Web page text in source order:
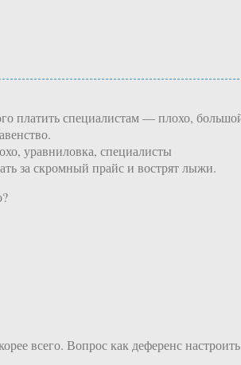
платить специалистам — плохо,
уравниловка, специалисты
за скромный прайс и вострят лыжи.
всего. Вопрос как деференс настроить